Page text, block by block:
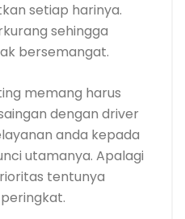
setiap harinya.
sehingga
bersemangat.
memang harus
dengan driver
anda kepada
utamanya. Apalagi
tentunya